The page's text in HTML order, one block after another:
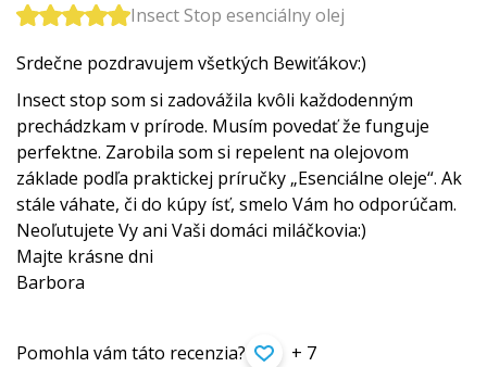
Insect Stop esenciálny olej
Srdečne pozdravujem všetkých Bewiťákov:)
Insect stop som si zadovážila kvôli každodenným
prechádzkam v prírode. Musím povedať že funguje
perfektne. Zarobila som si repelent na olejovom
základe podľa praktickej príručky „Esenciálne oleje“. Ak
stále váhate, či do kúpy ísť, smelo Vám ho odporúčam.
Neoľutujete Vy ani Vaši domáci miláčkovia:)
Majte krásne dni
Barbora
Pomohla vám táto recenzia? + 7